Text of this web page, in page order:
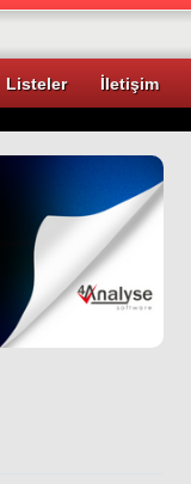
Listeler İletişim